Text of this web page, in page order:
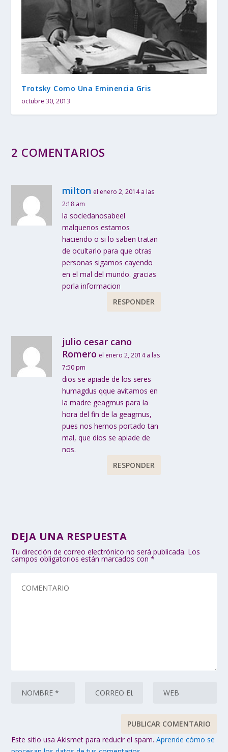
Trotsky Como Una Eminencia Gris
octubre 30, 2013
2 COMENTARIOS
milton el enero 2, 2014 a las
2:18 am
la sociedanosabeel
malquenos estamos
haciendo o si lo saben tratan
de ocultarlo para que otras
personas sigamos cayendo
en el mal del mundo. gracias
porla informacion
RESPONDER
julio cesar cano
Romero el enero 2, 2014 a las
7:50 pm
dios se apiade de los seres
humagdus qque avitamos en
la madre geagmus para la
hora del fin de la geagmus,
pues nos hemos portado tan
mal, que dios se apiade de
nos.
RESPONDER
DEJA UNA RESPUESTA
Tu dirección de correo electrónico no será publicada. Los
campos obligatorios están marcados con*
Este sitio usa Akismet para reducir el spam.Aprende cómo se